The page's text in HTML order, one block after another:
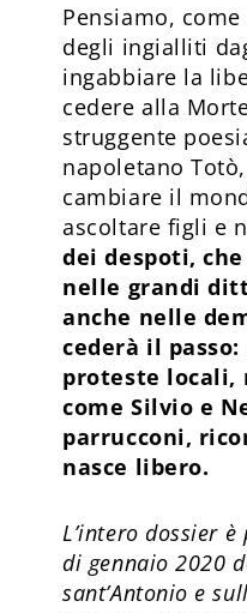
Pensiamo,
degli ingialliti
ingabbiare la
cedere alla
struggente
napoletano
cambiare il
ascoltare figli e
dei despoti,
nelle grandi
anche nelle
cederà il
proteste locali,
come Silvio e
parrucconi,
nasce libero.
L’intero dossier
di gennaio 2020
sant’Antonio e